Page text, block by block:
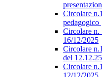
Circolare
pedagogico
Circolare n.
16/12/2025
Circolare
del
Circolare